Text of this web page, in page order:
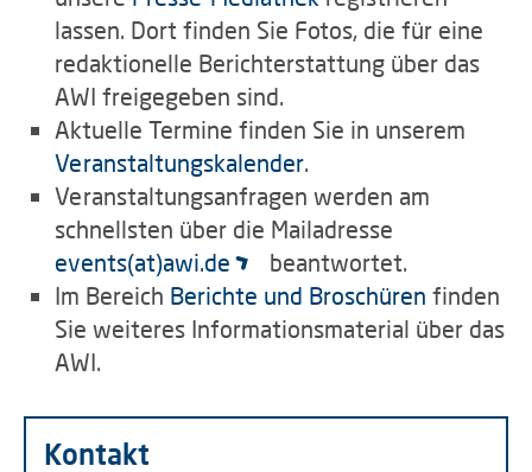
lassen. Dort finden Sie Fotos, die für eine
redaktionelle Berichterstattung über das
AWI freigegeben sind.
Aktuelle Termine finden Sie in unserem
Veranstaltungskalender.
Veranstaltungsanfragen werden am
schnellsten über die Mailadresse
events(at)awi.de
beantwortet.
Im Bereich Berichte und Broschüren finden
Sie weiteres Informationsmaterial über das
AWI.
Kontakt